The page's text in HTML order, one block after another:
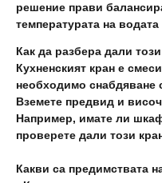
решение прави
температурата на
Как да разбера дали
Кухненският кран е
необходимо снабдяване
Вземете предвид и
Например, имате ли
проверете дали този
Какви са предимствата